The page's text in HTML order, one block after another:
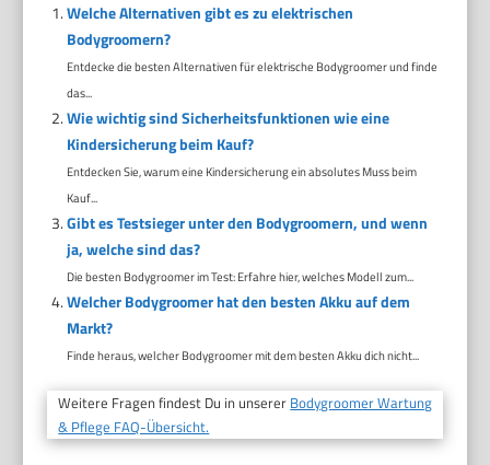
Welche Alternativen gibt es zu elektrischen
Bodygroomern?
Entdecke die besten Alternativen für elektrische Bodygroomer und finde
das...
Wie wichtig sind Sicherheitsfunktionen wie eine
Kindersicherung beim Kauf?
Entdecken Sie, warum eine Kindersicherung ein absolutes Muss beim
Kauf...
Gibt es Testsieger unter den Bodygroomern, und wenn
ja, welche sind das?
Die besten Bodygroomer im Test: Erfahre hier, welches Modell zum...
Welcher Bodygroomer hat den besten Akku auf dem
Markt?
Finde heraus, welcher Bodygroomer mit dem besten Akku dich nicht...
Weitere Fragen findest Du in unserer Bodygroomer Wartung
& Pflege FAQ-Übersicht.